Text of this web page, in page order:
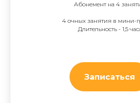
Абонемент на 4
4 очных занятия в мини-
Длительность - 1,5
Записаться